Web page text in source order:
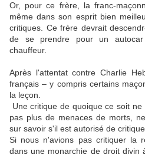
Or, pour ce frère, la franc-
même dans son esprit bien
critiques. Ce frère devrait
de se prendre pour un
chauffeur.
Après l'attentat contre Charlie
français – y compris certains
la leçon.
Une critique de quoique ce soit
pas plus de menaces de morts,
sur savoir s'il est autorisé de
Si nous n'avions pas critiquer la
dans une monarchie de droit divin